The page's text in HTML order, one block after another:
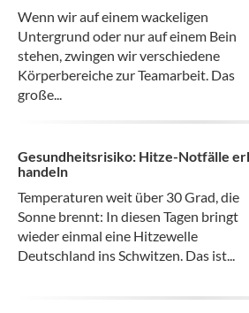
Wenn wir auf einem wackeligen
Untergrund oder nur auf einem Bein
stehen, zwingen wir verschiedene
Körperbereiche zur Teamarbeit. Das
große...
Gesundheitsrisiko: Hitze-Notfälle
handeln
Temperaturen weit über 30 Grad, die
Sonne brennt: In diesen Tagen bringt
wieder einmal eine Hitzewelle
Deutschland ins Schwitzen. Das ist...